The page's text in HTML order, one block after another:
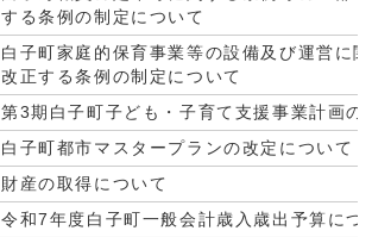
する条例の制定について
白子町家庭的保育事業等の設備及び運営に
改正する条例の制定について
第3期白子町子ども・子育て支援事業計画の
白子町都市マスタープランの改定について
財産の取得について
令和7年度白子町一般会計歳入歳出予算につ